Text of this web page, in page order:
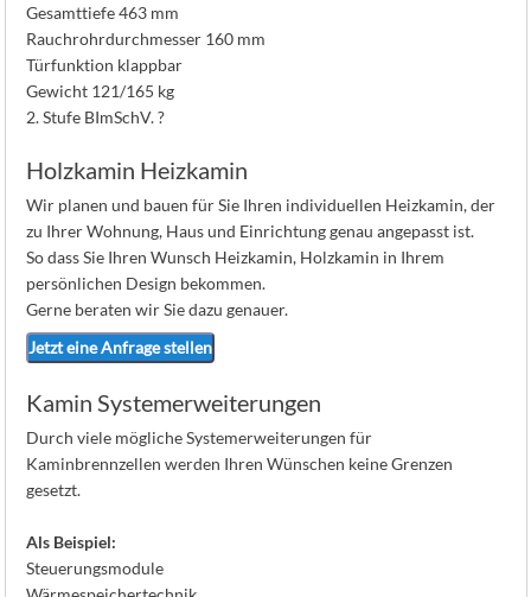
Gesamttiefe 463 mm
Rauchrohrdurchmesser 160 mm
Türfunktion klappbar
Gewicht 121/165 kg
2. Stufe BImSchV. ?
Holzkamin Heizkamin
Wir planen und bauen für Sie Ihren individuellen Heizkamin, der
zu Ihrer Wohnung, Haus und Einrichtung genau angepasst ist.
So dass Sie Ihren Wunsch Heizkamin, Holzkamin in Ihrem
persönlichen Design bekommen.
Gerne beraten wir Sie dazu genauer.
Jetzt eine Anfrage stellen
Kamin Systemerweiterungen
Durch viele mögliche Systemerweiterungen für
Kaminbrennzellen werden Ihren Wünschen keine Grenzen
gesetzt.
Als Beispiel:
Steuerungsmodule